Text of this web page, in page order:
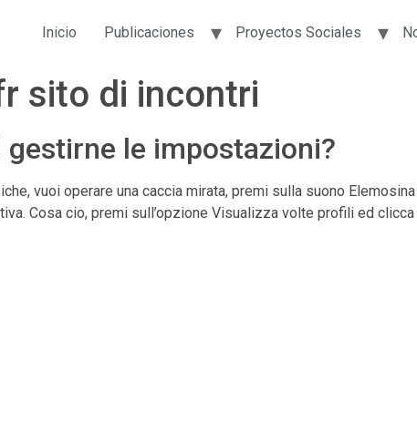
Inicio Publicaciones Proyectos Sociales
sito di incontri
le impostazioni?
vuoi operare una caccia mirata, premi sulla suono
Cosa cio, premi sull’opzione Visualizza volte profili ed clicca